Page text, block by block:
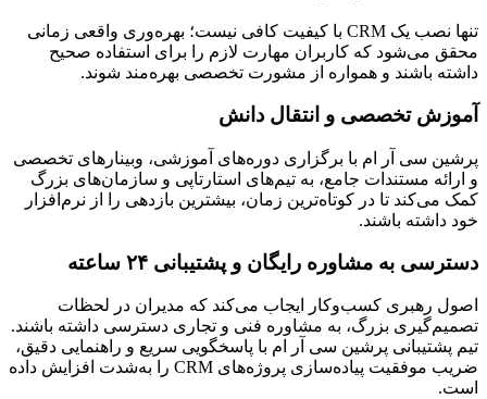
تنها نصب یک CRM با کیفیت کافی نیست؛ بهره‌وری واقعی زمانی
محقق می‌شود که کاربران مهارت لازم را برای استفاده صحیح
داشته باشند و همواره از مشورت تخصصی بهره‌مند شوند.
آموزش تخصصی و انتقال دانش
پرشین سی آر ام با برگزاری دوره‌های آموزشی، وبینارهای تخصصی
و ارائه مستندات جامع، به تیم‌های استارتاپی و سازمان‌های بزرگ
کمک می‌کند تا در کوتاه‌ترین زمان، بیشترین بازدهی را از نرم‌افزار
خود داشته باشند.
دسترسی به مشاوره رایگان و پشتیبانی ۲۴ ساعته
اصول رهبری کسب‌وکار ایجاب می‌کند که مدیران در لحظات
تصمیم‌گیری بزرگ، به مشاوره فنی و تجاری دسترسی داشته باشند.
تیم پشتیبانی پرشین سی آر ام با پاسخگویی سریع و راهنمایی دقیق،
ضریب موفقیت پیاده‌سازی پروژه‌های CRM را به‌شدت افزایش داده
است.